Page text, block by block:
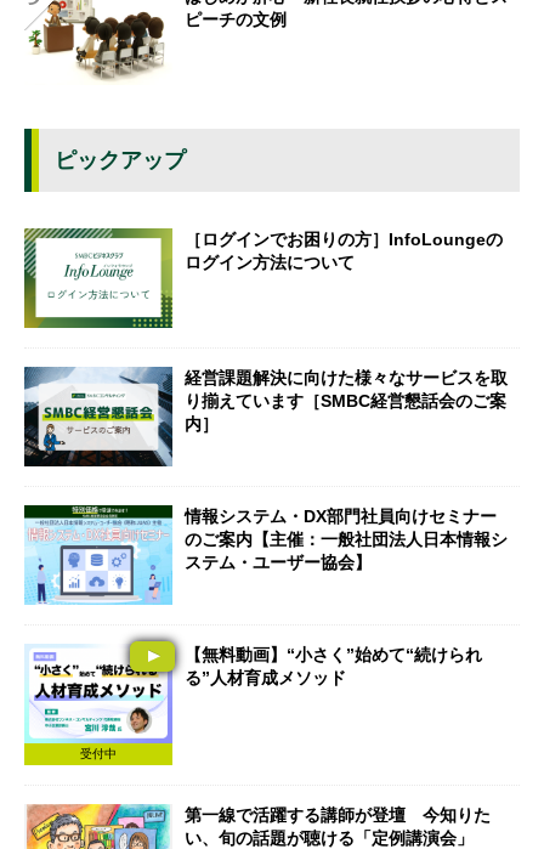
ピーチの文例
ピックアップ
［ログインでお困りの方］InfoLoungeの
ログイン方法について
経営課題解決に向けた様々なサービスを取
り揃えています［SMBC経営懇話会のご案
内］
情報システム・DX部門社員向けセミナー
のご案内【主催：一般社団法人日本情報シ
ステム・ユーザー協会】
受付中
【無料動画】“小さく”始めて“続けられ
る”人材育成メソッド
第一線で活躍する講師が登壇 今知りた
い、旬の話題が聴ける「定例講演会」